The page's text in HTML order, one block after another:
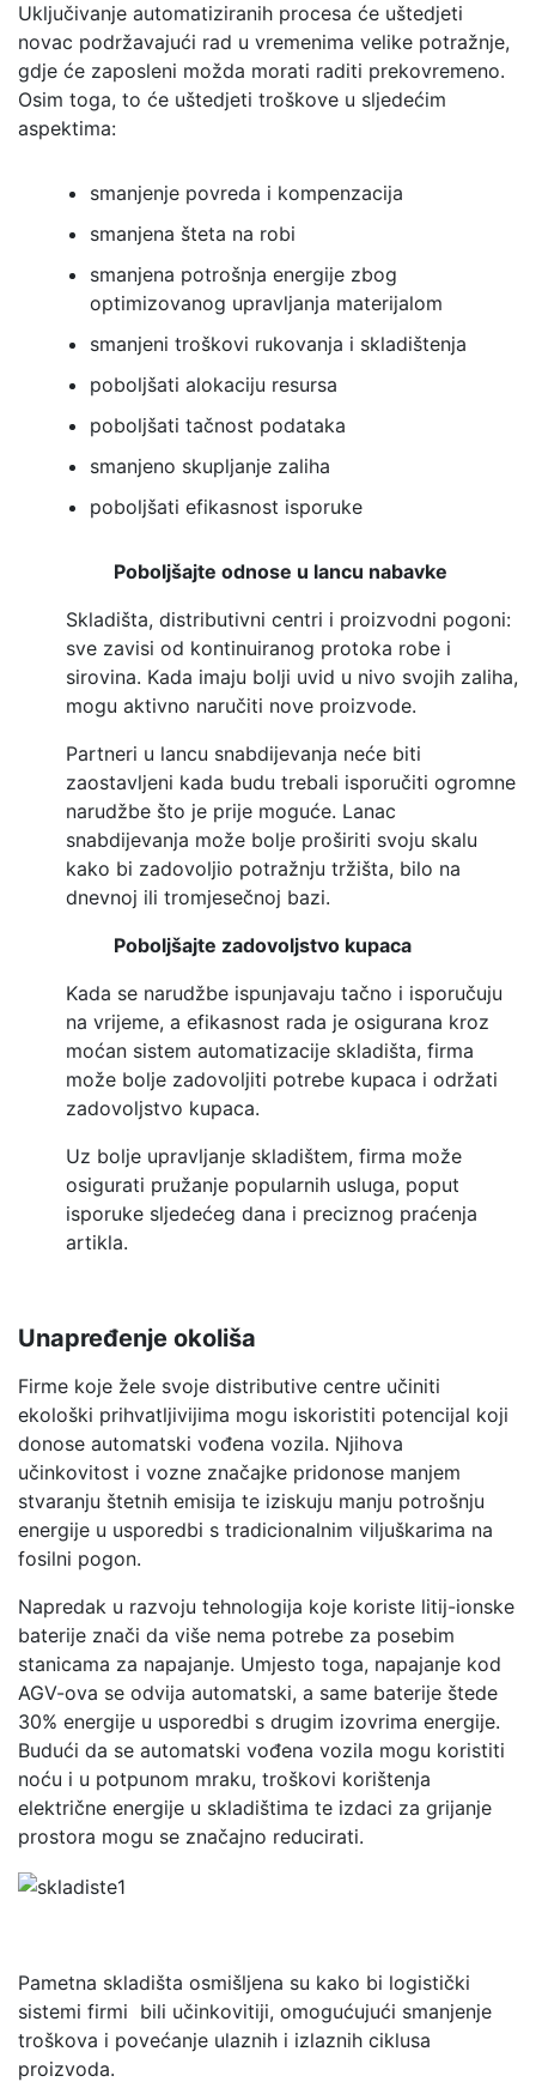
Uključivanje automatiziranih procesa će uštedjeti
novac podržavajući rad u vremenima velike potražnje,
gdje će zaposleni možda morati raditi prekovremeno.
Osim toga, to će uštedjeti troškove u sljedećim
aspektima:
smanjenje povreda i kompenzacija
smanjena šteta na robi
smanjena potrošnja energije zbog
optimizovanog upravljanja materijalom
smanjeni troškovi rukovanja i skladištenja
poboljšati alokaciju resursa
poboljšati tačnost podataka
smanjeno skupljanje zaliha
poboljšati efikasnost isporuke
Poboljšajte odnose u lancu nabavke
Skladišta, distributivni centri i proizvodni pogoni:
sve zavisi od kontinuiranog protoka robe i
sirovina. Kada imaju bolji uvid u nivo svojih zaliha,
mogu aktivno naručiti nove proizvode.
Partneri u lancu snabdijevanja neće biti
zaostavljeni kada budu trebali isporučiti ogromne
narudžbe što je prije moguće. Lanac
snabdijevanja može bolje proširiti svoju skalu
kako bi zadovoljio potražnju tržišta, bilo na
dnevnoj ili tromjesečnoj bazi.
Poboljšajte zadovoljstvo kupaca
Kada se narudžbe ispunjavaju tačno i isporučuju
na vrijeme, a efikasnost rada je osigurana kroz
moćan sistem automatizacije skladišta, firma
može bolje zadovoljiti potrebe kupaca i održati
zadovoljstvo kupaca.
Uz bolje upravljanje skladištem, firma može
osigurati pružanje popularnih usluga, poput
isporuke sljedećeg dana i preciznog praćenja
artikla.
Unapređenje okoliša
Firme koje žele svoje distributive centre učiniti
ekološki prihvatljivijima mogu iskoristiti potencijal koji
donose automatski vođena vozila. Njihova
učinkovitost i vozne značajke pridonose manjem
stvaranju štetnih emisija te iziskuju manju potrošnju
energije u usporedbi s tradicionalnim viljuškarima na
fosilni pogon.
Napredak u razvoju tehnologija koje koriste litij-ionske
baterije znači da više nema potrebe za posebim
stanicama za napajanje. Umjesto toga, napajanje kod
AGV-ova se odvija automatski, a same baterije štede
30% energije u usporedbi s drugim izovrima energije.
Budući da se automatski vođena vozila mogu koristiti
noću i u potpunom mraku, troškovi korištenja
električne energije u skladištima te izdaci za grijanje
prostora mogu se značajno reducirati.
Pametna skladišta osmišljena su kako bi logistički
sistemi firmi bili učinkovitiji, omogućujući smanjenje
troškova i povećanje ulaznih i izlaznih ciklusa
proizvoda.